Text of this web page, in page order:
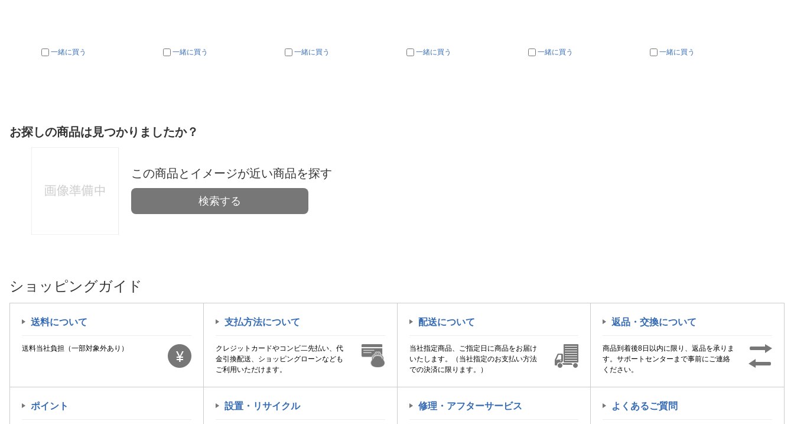
一緒に買う 一緒に買う 一緒に買う 一緒に買う 一緒に買う 一緒に買う
お探しの商品は見つかりましたか？
この商品とイメージが近い商品を探す
検索する
ショッピングガイド
送料について
送料当社負担（一部対象外あり）
支払方法について
クレジットカードやコンビ二先払い、代
金引換配送、ショッピングローンなども
ご利用いただけます。
配送について
当社指定商品、ご指定日に商品をお届け
いたします。（当社指定のお支払い方法
での決済に限ります。）
返品・交換について
商品到着後8日以内に限り、返品を承りま
す。サポートセンターまで事前にご連絡
ください。
ポイント 設置・リサイクル 修理・アフターサービス よくあるご質問